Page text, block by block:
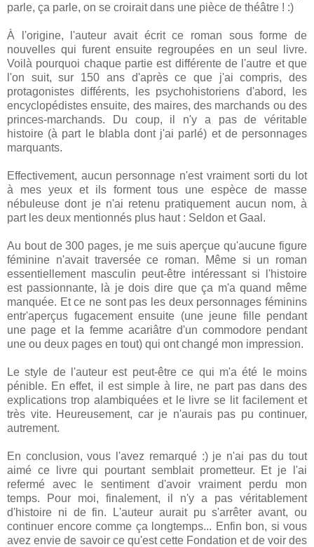
parle, ça parle, on se croirait dans une pièce de théâtre ! :)
À l'origine, l'auteur avait écrit ce roman sous forme de
nouvelles qui furent ensuite regroupées en un seul livre.
Voilà pourquoi chaque partie est différente de l'autre et que
l'on suit, sur 150 ans d'après ce que j'ai compris, des
protagonistes différents, les psychohistoriens d'abord, les
encyclopédistes ensuite, des maires, des marchands ou des
princes-marchands. Du coup, il n'y a pas de véritable
histoire (à part le blabla dont j'ai parlé) et de personnages
marquants.
Effectivement, aucun personnage n'est vraiment sorti du lot
à mes yeux et ils forment tous une espèce de masse
nébuleuse dont je n'ai retenu pratiquement aucun nom, à
part les deux mentionnés plus haut : Seldon et Gaal.
Au bout de 300 pages, je me suis aperçue qu'aucune figure
féminine n'avait traversée ce roman. Même si un roman
essentiellement masculin peut-être intéressant si l'histoire
est passionnante, là je dois dire que ça m'a quand même
manquée. Et ce ne sont pas les deux personnages féminins
entr'aperçus fugacement ensuite (une jeune fille pendant
une page et la femme acariâtre d'un commodore pendant
une ou deux pages en tout) qui ont changé mon impression.
Le style de l'auteur est peut-être ce qui m'a été le moins
pénible. En effet, il est simple à lire, ne part pas dans des
explications trop alambiquées et le livre se lit facilement et
très vite. Heureusement, car je n'aurais pas pu continuer,
autrement.
En conclusion, vous l'avez remarqué :) je n'ai pas du tout
aimé ce livre qui pourtant semblait prometteur. Et je l'ai
refermé avec le sentiment d'avoir vraiment perdu mon
temps. Pour moi, finalement, il n'y a pas véritablement
d'histoire ni de fin. L'auteur aurait pu s'arrêter avant, ou
continuer encore comme ça longtemps... Enfin bon, si vous
avez envie de savoir ce qu'est cette Fondation et de voir des